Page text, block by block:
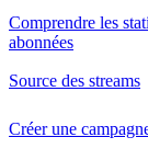
Comprendre les
abonnées
Source des streams
Créer une